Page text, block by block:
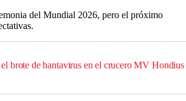
del Mundial 2026, pero el próximo
el brote de hantavirus en el crucero MV Hondius